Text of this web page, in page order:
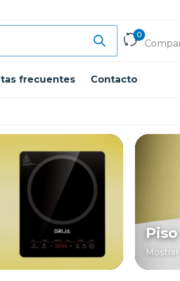
0
frecuentes Contacto
Piso